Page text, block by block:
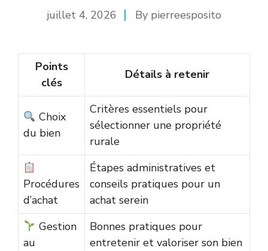
juillet 4, 2026 By pierreesposito
Points
clés
Détails à retenir
Choix
du bien
Critères essentiels pour
sélectionner une propriété
rurale
Procédures
d’achat
Étapes administratives et
conseils pratiques pour un
achat serein
Gestion
au
Bonnes pratiques pour
entretenir et valoriser son bien